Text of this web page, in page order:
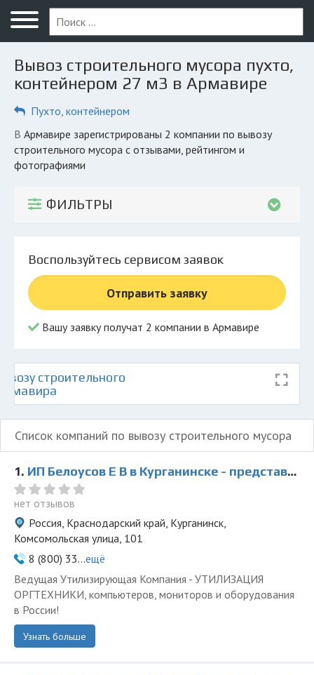
Меню
Главная
Вопрос юристу
Компании
КОМПАНИЯМ
© 2026 Все права защищены
Вывоз строительного мусора пухто,
контейнером 27 м3 в Армавире
Пухто, контейнером
в Армавире зарегистрированы 2 компании по вывозу
строительного мусора с отзывами, рейтингом и
фотографиями
ФИЛЬТРЫ
Воспользуйтесь сервисом заявок
Отправить заявку
Вашу заявку получат 2 компании в Армавире
строительного
Список компаний по вывозу строительного мусора
1. ИП Белоусов Е В в Курганинске - представитель ООО Ведущая Утилизирующая Компания
нет отзывов
Россия, Краснодарский край, Курганинск,
Комсомольская улица, 101
8 (800) 33...ещё
Ведущая Утилизирующая Компания - УТИЛИЗАЦИЯ
ОРГТЕХНИКИ, компьютеров, мониторов и оборудования
в России!
Узнать больше